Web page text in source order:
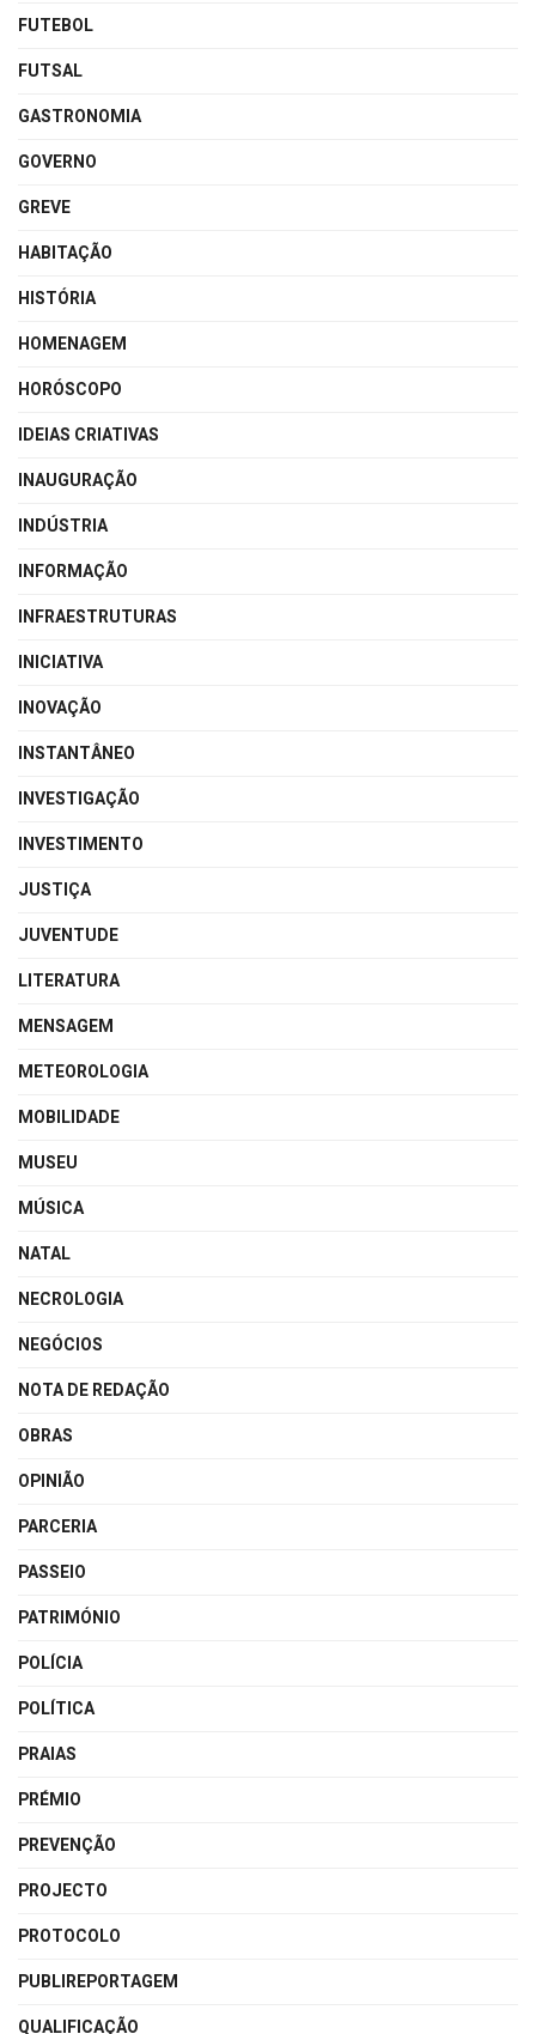
FUTEBOL
FUTSAL
GASTRONOMIA
GOVERNO
GREVE
HABITAÇÃO
HISTÓRIA
HOMENAGEM
HORÓSCOPO
IDEIAS CRIATIVAS
INAUGURAÇÃO
INDÚSTRIA
INFORMAÇÃO
INFRAESTRUTURAS
INICIATIVA
INOVAÇÃO
INSTANTÂNEO
INVESTIGAÇÃO
INVESTIMENTO
JUSTIÇA
JUVENTUDE
LITERATURA
MENSAGEM
METEOROLOGIA
MOBILIDADE
MUSEU
MÚSICA
NATAL
NECROLOGIA
NEGÓCIOS
NOTA DE REDAÇÃO
OBRAS
OPINIÃO
PARCERIA
PASSEIO
PATRIMÓNIO
POLÍCIA
POLÍTICA
PRAIAS
PRÉMIO
PREVENÇÃO
PROJECTO
PROTOCOLO
PUBLIREPORTAGEM
QUALIFICAÇÃO